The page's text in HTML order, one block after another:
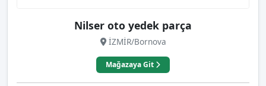
Nilser oto yedek parça
İZMİR/Bornova
Mağazaya Git